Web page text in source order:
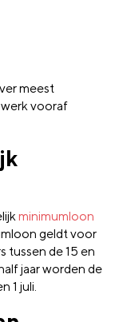
meest
vooraf
minimumloon
geldt voor
tussen de 15 en
jaar worden de
1 juli.